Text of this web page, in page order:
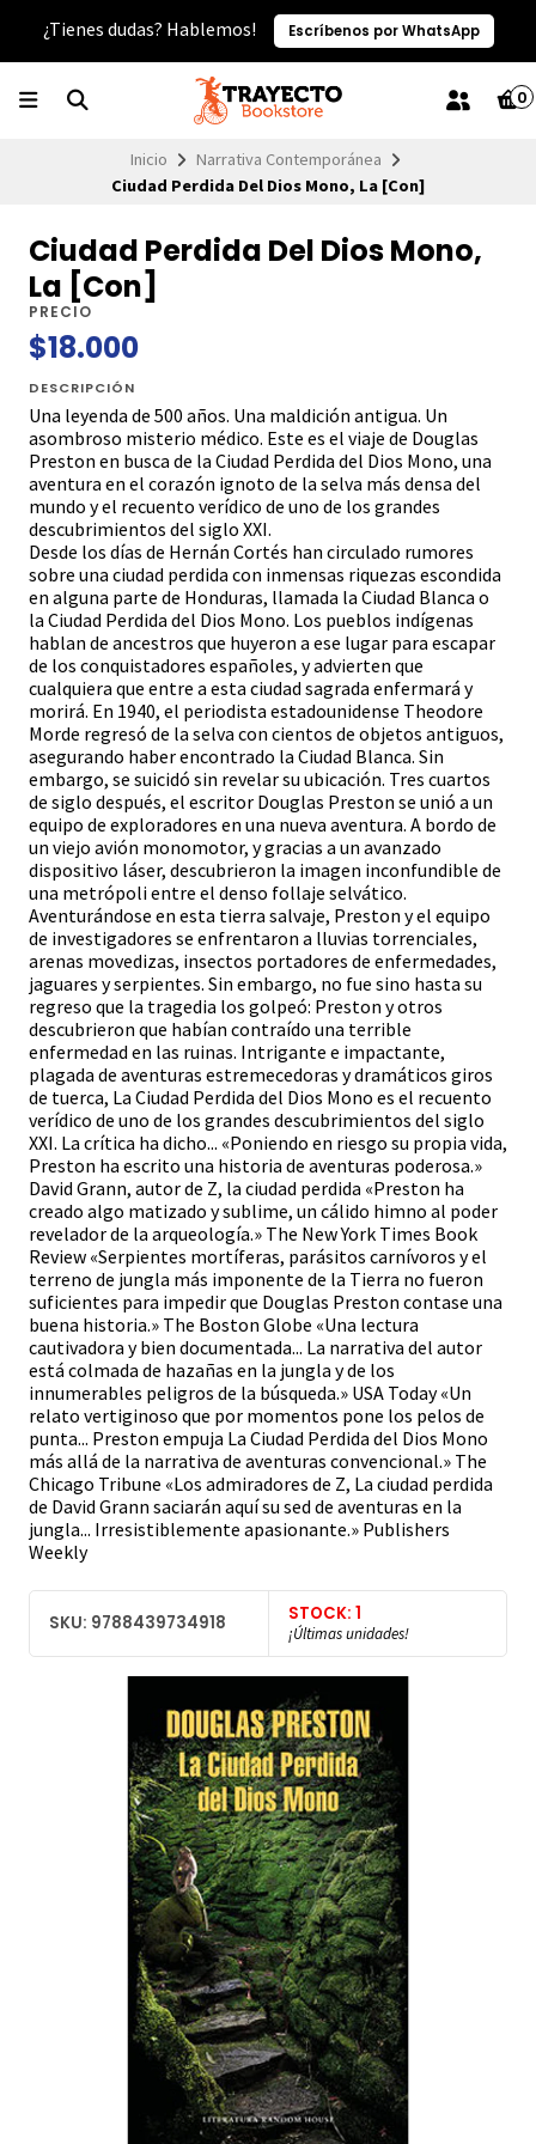
¿Tienes dudas? Hablemos! Escríbenos por WhatsApp
0
Inicio
Narrativa Contemporánea
Ciudad Perdida Del Dios Mono, La [Con]
Ciudad Perdida Del Dios Mono,
La [Con]
PRECIO
$18.000
DESCRIPCIÓN
Una leyenda de 500 años. Una maldición antigua. Un
asombroso misterio médico. Este es el viaje de Douglas
Preston en busca de la Ciudad Perdida del Dios Mono, una
aventura en el corazón ignoto de la selva más densa del
mundo y el recuento verídico de uno de los grandes
descubrimientos del siglo XXI.
Desde los días de Hernán Cortés han circulado rumores
sobre una ciudad perdida con inmensas riquezas escondida
en alguna parte de Honduras, llamada la Ciudad Blanca o
la Ciudad Perdida del Dios Mono. Los pueblos indígenas
hablan de ancestros que huyeron a ese lugar para escapar
de los conquistadores españoles, y advierten que
cualquiera que entre a esta ciudad sagrada enfermará y
morirá. En 1940, el periodista estadounidense Theodore
Morde regresó de la selva con cientos de objetos antiguos,
asegurando haber encontrado la Ciudad Blanca. Sin
embargo, se suicidó sin revelar su ubicación. Tres cuartos
de siglo después, el escritor Douglas Preston se unió a un
equipo de exploradores en una nueva aventura. A bordo de
un viejo avión monomotor, y gracias a un avanzado
dispositivo láser, descubrieron la imagen inconfundible de
una metrópoli entre el denso follaje selvático.
Aventurándose en esta tierra salvaje, Preston y el equipo
de investigadores se enfrentaron a lluvias torrenciales,
arenas movedizas, insectos portadores de enfermedades,
jaguares y serpientes. Sin embargo, no fue sino hasta su
regreso que la tragedia los golpeó: Preston y otros
descubrieron que habían contraído una terrible
enfermedad en las ruinas. Intrigante e impactante,
plagada de aventuras estremecedoras y dramáticos giros
de tuerca, La Ciudad Perdida del Dios Mono es el recuento
verídico de uno de los grandes descubrimientos del siglo
XXI. La crítica ha dicho... «Poniendo en riesgo su propia vida,
Preston ha escrito una historia de aventuras poderosa.»
David Grann, autor de Z, la ciudad perdida «Preston ha
creado algo matizado y sublime, un cálido himno al poder
revelador de la arqueología.» The New York Times Book
Review «Serpientes mortíferas, parásitos carnívoros y el
terreno de jungla más imponente de la Tierra no fueron
suficientes para impedir que Douglas Preston contase una
buena historia.» The Boston Globe «Una lectura
cautivadora y bien documentada... La narrativa del autor
está colmada de hazañas en la jungla y de los
innumerables peligros de la búsqueda.» USA Today «Un
relato vertiginoso que por momentos pone los pelos de
punta... Preston empuja La Ciudad Perdida del Dios Mono
más allá de la narrativa de aventuras convencional.» The
Chicago Tribune «Los admiradores de Z, La ciudad perdida
de David Grann saciarán aquí su sed de aventuras en la
jungla... Irresistiblemente apasionante.» Publishers
Weekly
SKU: 9788439734918 STOCK: 1
¡Últimas unidades!